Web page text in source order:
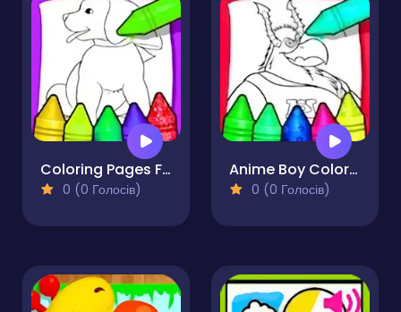
Coloring Pages For Kid That Are 8 Animals
0 (0 Голосів)
Anime Boy Coloring Pages
0 (0 Голосів)